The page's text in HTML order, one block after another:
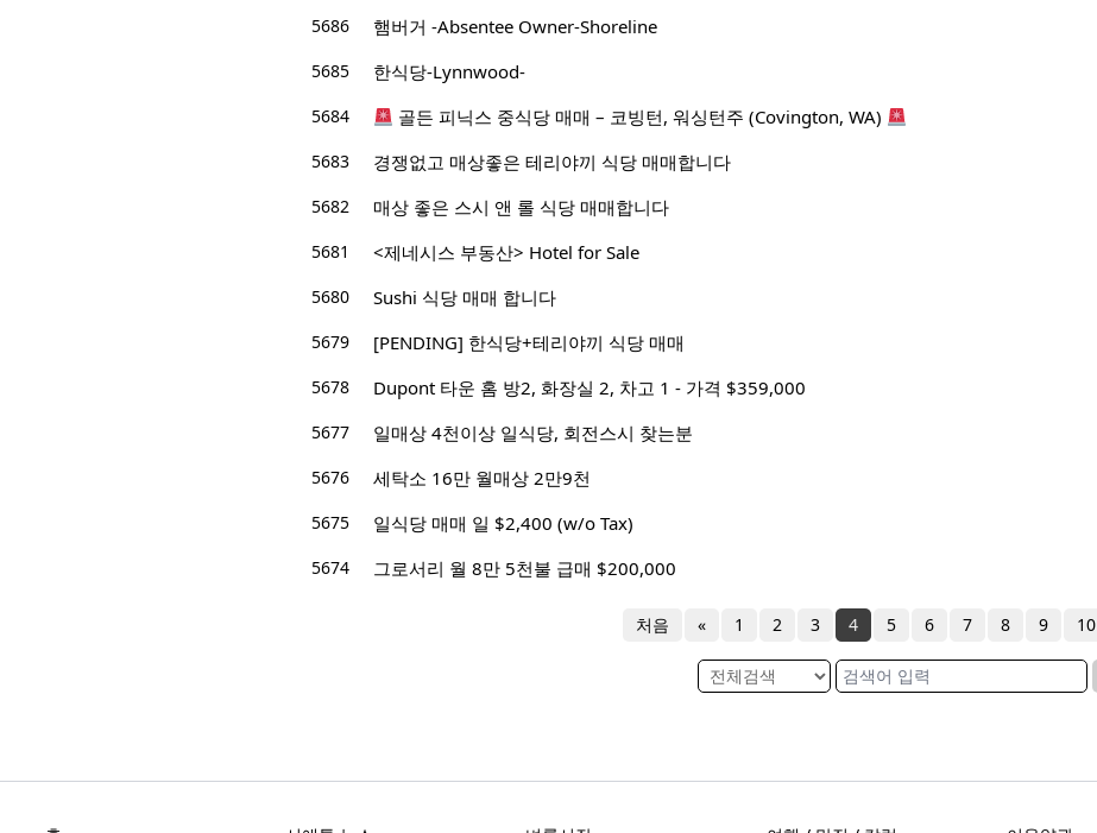
5686
햄버거 -Absentee Owner-Shoreline
5685
한식당-Lynnwood-
5684
골든 피닉스 중식당 매매 – 코빙턴, 워싱턴주 (Covington, WA)
5683
경쟁없고 매상좋은 테리야끼 식당 매매합니다
5682
매상 좋은 스시 앤 롤 식당 매매합니다
5681
<제네시스 부동산> Hotel for Sale
5680
Sushi 식당 매매 합니다
5679
[PENDING] 한식당+테리야끼 식당 매매
5678
Dupont 타운 홈 방2, 화장실 2, 차고 1 - 가격 $359,000
5677
일매상 4천이상 일식당, 회전스시 찾는분
5676
세탁소 16만 월매상 2만9천
5675
일식당 매매 일 $2,400 (w/o Tax)
5674
그로서리 월 8만 5천불 급매 $200,000
처음 « 1 2 3 4 5 6 7 8 9 10